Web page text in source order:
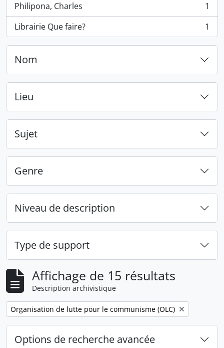
Philipona, Charles
, 1 résultats
1
Librairie Que faire?
, 1 résultats 1
Nom
Lieu
Sujet
Genre
Niveau de description
Type de support
Affichage de 15 résultats
Description archivistique
Remove filter:
Organisation de lutte pour le communisme (OLC)
Options de recherche avancée